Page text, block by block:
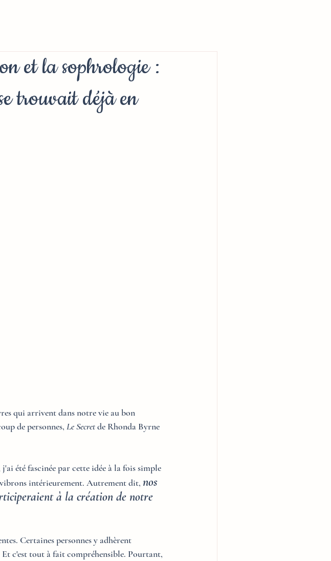
et la sophrologie :
trouvait déjà en
qui arrivent dans notre vie au bon
de personnes, Le Secret de Rhonda Byrne
été fascinée par cette idée à la fois simple
intérieurement. Autrement dit, nos
à la création de notre
Certaines personnes y adhèrent
c'est tout à fait compréhensible. Pourtant,